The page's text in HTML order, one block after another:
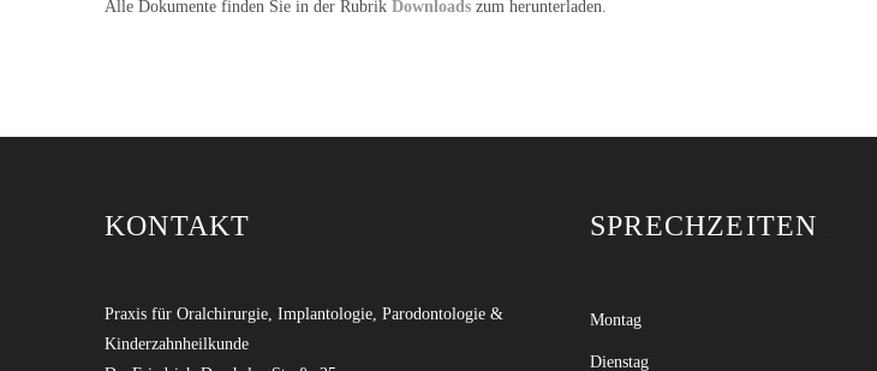
Alle Dokumente finden Sie in der Rubrik Downloads zum herunterladen.
KONTAKT
Praxis für Oralchirurgie, Implantologie, Parodontologie &
Kinderzahnheilkunde
SPRECHZEITEN
Montag
Dienstag